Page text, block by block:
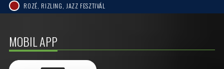
ROZÉ, RIZLING, JAZZ FESZTIVÁL
MOBIL APP